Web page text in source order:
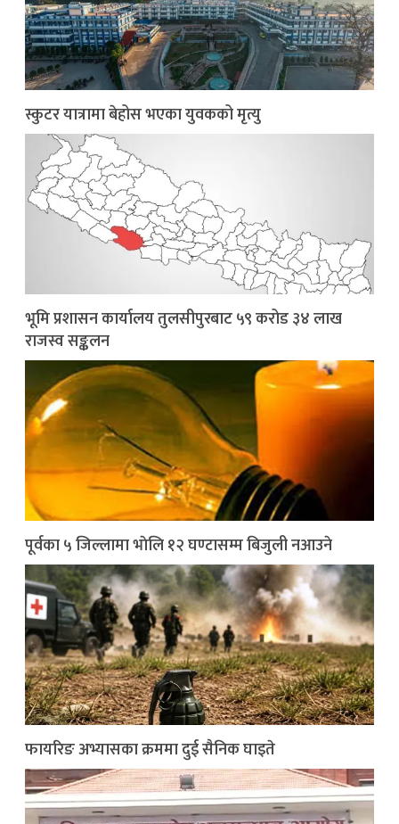
स्कुटर यात्रामा बेहोस भएका युवकको मृत्यु
भूमि प्रशासन कार्यालय तुलसीपुरबाट ५९ करोड ३४ लाख
राजस्व सङ्कलन
पूर्वका ५ जिल्लामा भाेलि १२ घण्टासम्म बिजुली नआउने
फायरिङ अभ्यासका क्रममा दुई सैनिक घाइते